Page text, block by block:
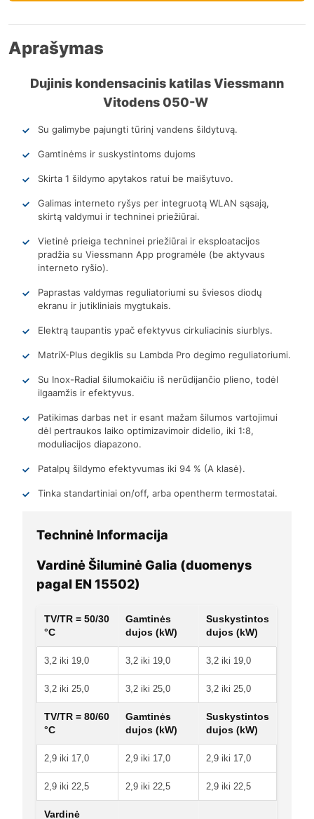
Aprašymas
Dujinis kondensacinis katilas Viessmann
Vitodens 050-W
Su galimybe pajungti tūrinį vandens šildytuvą.
Gamtinėms ir suskystintoms dujoms
Skirta 1 šildymo apytakos ratui be maišytuvo.
Galimas interneto ryšys per integruotą WLAN sąsają,
skirtą valdymui ir techninei priežiūrai.
Vietinė prieiga techninei priežiūrai ir eksploatacijos
pradžia su Viessmann App programėle (be aktyvaus
interneto ryšio).
Paprastas valdymas reguliatoriumi su šviesos diodų
ekranu ir jutikliniais mygtukais.
Elektrą taupantis ypač efektyvus cirkuliacinis siurblys.
MatriX-Plus degiklis su Lambda Pro degimo reguliatoriumi.
Su Inox-Radial šilumokaičiu iš nerūdijančio plieno, todėl
ilgaamžis ir efektyvus.
Patikimas darbas net ir esant mažam šilumos vartojimui
dėl pertraukos laiko optimizavimoir didelio, iki 1:8,
moduliacijos diapazono.
Patalpų šildymo efektyvumas iki 94 % (A klasė).
Tinka standartiniai on/off, arba opentherm termostatai.
Techninė Informacija
Vardinė Šiluminė Galia (duomenys
pagal EN 15502)
TV/TR = 50/30
°C
Gamtinės
dujos (kW)
Suskystintos
dujos (kW)
3,2 iki 19,0 3,2 iki 19,0 3,2 iki 19,0
3,2 iki 25,0 3,2 iki 25,0 3,2 iki 25,0
TV/TR = 80/60
°C
Gamtinės
dujos (kW)
Suskystintos
dujos (kW)
2,9 iki 17,0 2,9 iki 17,0 2,9 iki 17,0
2,9 iki 22,5 2,9 iki 22,5 2,9 iki 22,5
Vardinė